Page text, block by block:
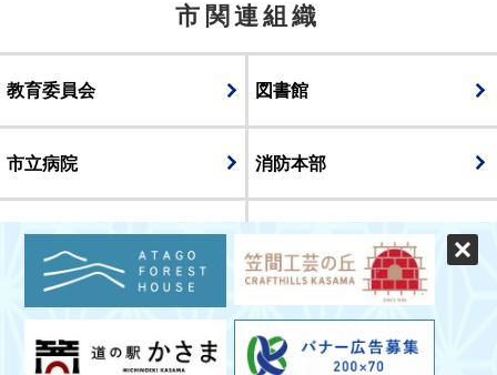
市関連組織
教育委員会 図書館
市立病院 消防本部
議会
表示 スマートフォン版 パソコン版
© CITY OF KASAMA.